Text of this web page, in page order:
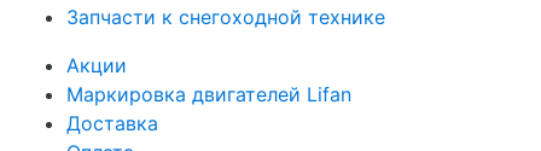
Запчасти к снегоходной технике
Акции
Маркировка двигателей Lifan
Доставка